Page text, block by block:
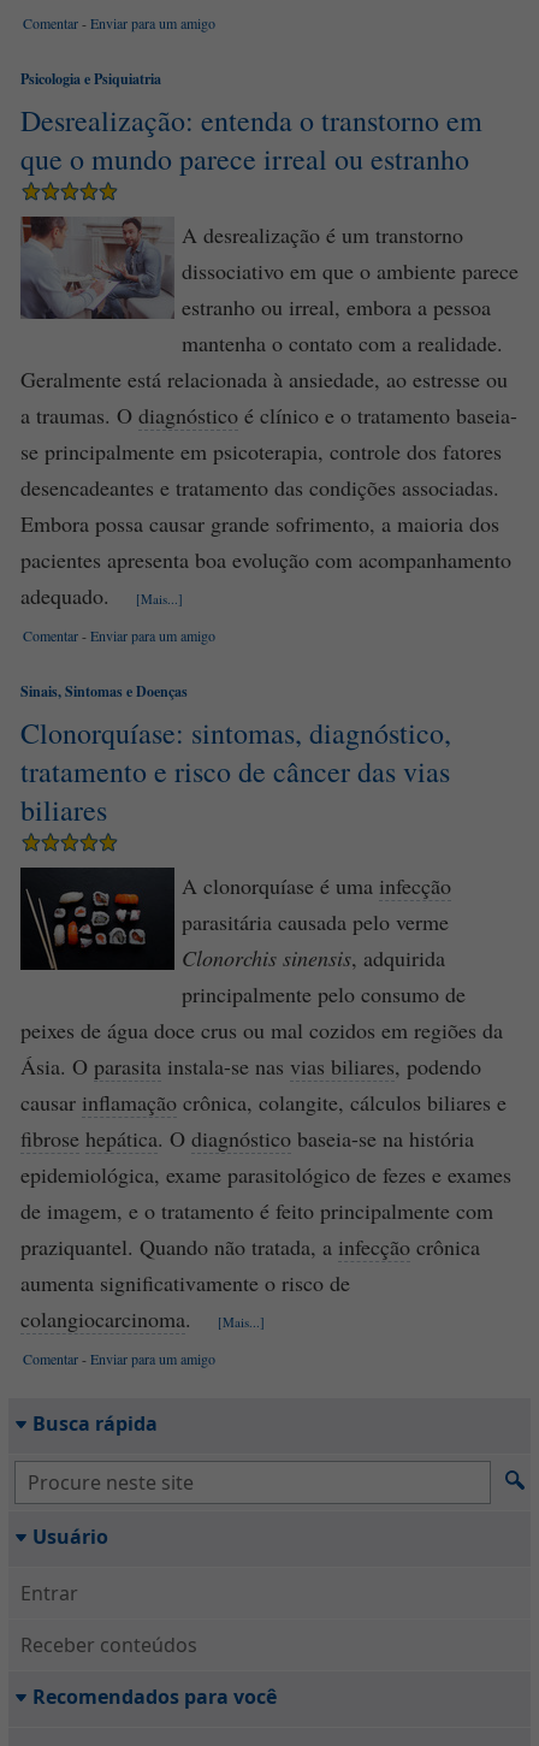
Comentar-Enviar para um amigo
Psicologia e Psiquiatria
Desrealização: entenda o transtorno em
que o mundo parece irreal ou estranho
A desrealização é um transtorno
dissociativo em que o ambiente parece
estranho ou irreal, embora a pessoa
mantenha o contato com a realidade.
Geralmente está relacionada à ansiedade, ao estresse ou
a traumas. O diagnóstico é clínico e o tratamento baseia-
se principalmente em psicoterapia, controle dos fatores
desencadeantes e tratamento das condições associadas.
Embora possa causar grande sofrimento, a maioria dos
pacientes apresenta boa evolução com acompanhamento
adequado.
[Mais...]
Comentar-Enviar para um amigo
Sinais, Sintomas e Doenças
Clonorquíase: sintomas, diagnóstico,
tratamento e risco de câncer das vias
biliares
A clonorquíase é uma infecção
parasitária causada pelo verme
Clonorchis sinensis, adquirida
principalmente pelo consumo de
peixes de água doce crus ou mal cozidos em regiões da
Ásia. O parasita instala-se nas vias biliares, podendo
causar inflamação crônica, colangite, cálculos biliares e
fibrose hepática. O diagnóstico baseia-se na história
epidemiológica, exame parasitológico de fezes e exames
de imagem, e o tratamento é feito principalmente com
praziquantel. Quando não tratada, a infecção crônica
aumenta significativamente o risco de
colangiocarcinoma. [Mais...]
Comentar-Enviar para um amigo
Busca rápida
Usuário
Entrar
Receber conteúdos
Recomendados para você